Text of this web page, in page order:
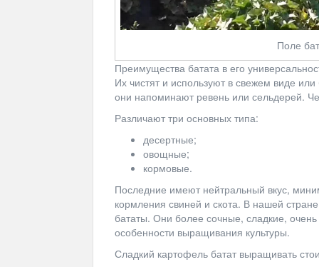
Поле
Преимущества батата в его
Их чистят и используют в свежем виде
они напоминают ревень или сельдерей.
Различают три основных типа:
десертные;
овощные;
кормовые.
Последние имеют нейтральный вкус,
кормления свиней и скота. В нашей
бататы. Они более сочные, сладкие,
особенности выращивания культуры.
Сладкий картофель батат выращивать